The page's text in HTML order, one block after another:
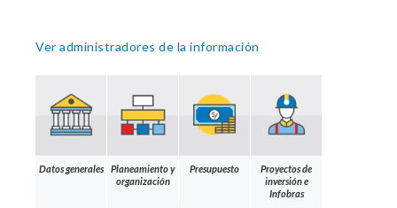
Ver administradores de la información
Datos generales
Planeamiento y
organización
Presupuesto
Proyectos de
inversión e
Infobras